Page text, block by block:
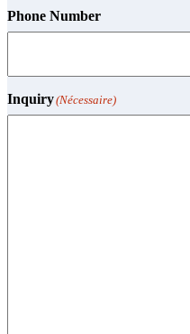
Phone Number
Inquiry(Nécessaire)